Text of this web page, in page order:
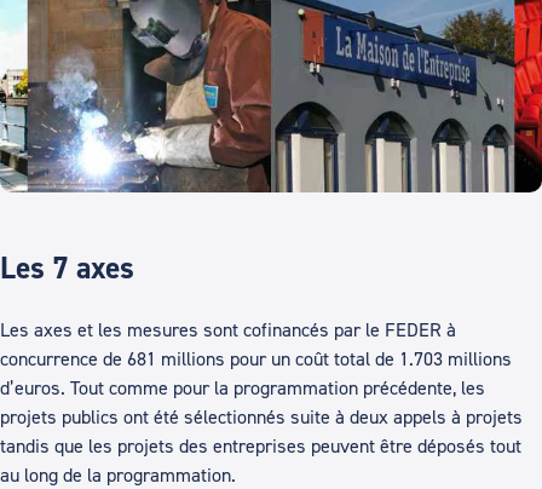
Les 7 axes
Les axes et les mesures sont cofinancés par le FEDER à
concurrence de 681 millions pour un coût total de 1.703 millions
d’euros. Tout comme pour la programmation précédente, les
projets publics ont été sélectionnés suite à deux appels à projets
tandis que les projets des entreprises peuvent être déposés tout
au long de la programmation.